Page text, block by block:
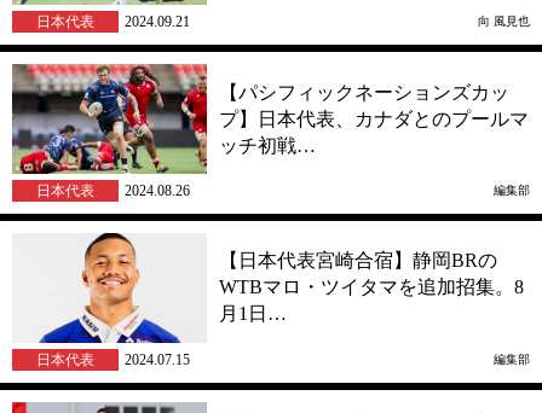
日本代表 2024.09.21 向 風見也
【パシフィックネーションズカッ
プ】日本代表、カナダとのプールマ
ッチ初戦…
日本代表 2024.08.26 編集部
【日本代表宮崎合宿】静岡BRの
WTBマロ・ツイタマを追加招集。8
月1日…
日本代表 2024.07.15 編集部